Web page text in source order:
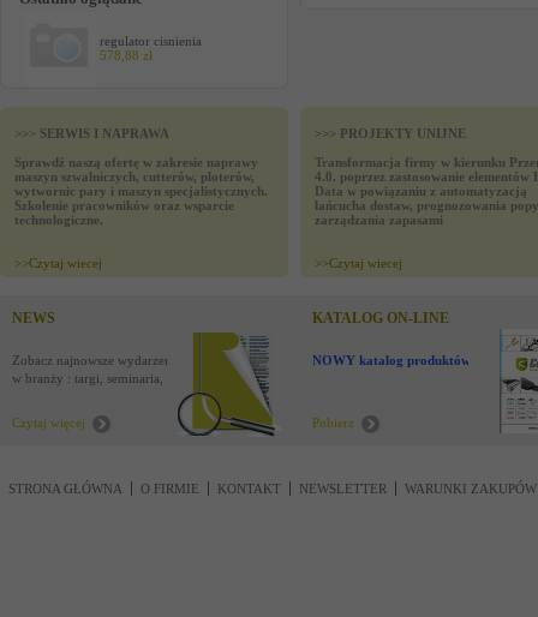
regulator cisnienia
578,88 zł
>>> SERWIS I NAPRAWA
Sprawdź naszą ofertę w zakresie naprawy
maszyn szwalniczych, cutterów, ploterów,
wytwornic pary i maszyn specjalistycznych.
Szkolenie pracowników oraz wsparcie
technologiczne.
>>Czytaj wiecej
>>> PROJEKTY UNIJNE
Transformacja firmy w kierunku
4.0. poprzez zastosowanie elementów
Data w powiązaniu z automatyzacją
łańcucha dostaw, prognozowania
zarządzania zapasami
>>Czytaj wiecej
NEWS
Zobacz najnowsze wydarzenia
w branży : targi, seminaria,
Czytaj więcej
KATALOG ON-LINE
NOWY katalog produktów !
Pobierz
STRONA GŁÓWNA O FIRMIE KONTAKT NEWSLETTER WARUNKI ZAKUPÓW